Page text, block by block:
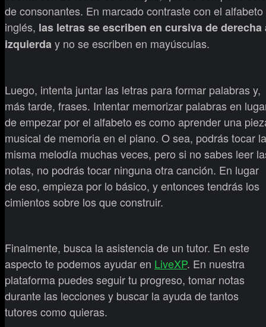
de consonantes. En marcado contraste con el alfabeto
inglés, las letras se escriben en cursiva de derecha
izquierday no se escriben en mayúsculas.
Luego, intenta juntar las letras para formar palabras y,
más tarde, frases. Intentar memorizar palabras en
de empezar por el alfabeto es como aprender una
musical de memoria en el piano. O sea, podrás tocar la
misma melodía muchas veces, pero si no sabes leer
notas, no podrás tocar ninguna otra canción. En lugar
de eso, empieza por lo básico, y entonces tendrás los
cimientos sobre los que construir.
Finalmente, busca la asistencia de un tutor. En este
aspecto te podemos ayudar en LiveXP. En nuestra
plataforma puedes seguir tu progreso, tomar notas
durante las lecciones y buscar la ayuda de tantos
tutores como quieras.